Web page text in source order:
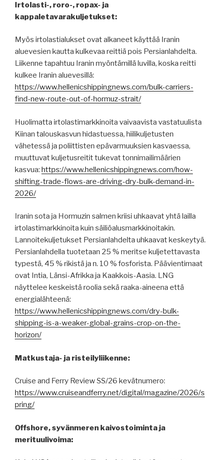
Irtolasti-, roro-, ropax- ja
kappaletavarakuljetukset:
Myös irtolastialukset ovat alkaneet käyttää Iranin
aluevesien kautta kulkevaa reittiä pois Persianlahdelta.
Liikenne tapahtuu Iranin myöntämillä luvilla, koska reitti
kulkee Iranin aluevesillä:
https://www.hellenicshippingnews.com/bulk-carriers-
find-new-route-out-of-hormuz-strait/
Huolimatta irtolastimarkkinoita vaivaavista vastatuulista
Kiinan talouskasvun hidastuessa, hiilikuljetusten
vähetessä ja poliittisten epävarmuuksien kasvaessa,
muuttuvat kuljetusreitit tukevat tonnimailimäärien
kasvua: https://www.hellenicshippingnews.com/how-
shifting-trade-flows-are-driving-dry-bulk-demand-in-
2026/
Iranin sota ja Hormuzin salmen kriisi uhkaavat yhtä lailla
irtolastimarkkinoita kuin säiliöalusmarkkinoitakin.
Lannoitekuljetukset Persianlahdelta uhkaavat keskeytyä.
Persianlahdella tuotetaan 25 % meritse kuljetettavasta
typestä, 45 % rikistä ja n. 10 % fosforista. Päävientimaat
ovat Intia, Länsi-Afrikka ja Kaakkois-Aasia. LNG
näyttelee keskeistä roolia sekä raaka-aineena että
energialähteenä:
https://www.hellenicshippingnews.com/dry-bulk-
shipping-is-a-weaker-global-grains-crop-on-the-
horizon/
Matkustaja- ja risteilyliikenne:
Cruise and Ferry Review SS/26 kevätnumero:
https://www.cruiseandferry.net/digital/magazine/2026/s
pring/
Offshore, syvänmeren kaivostoiminta ja
merituulivoima: